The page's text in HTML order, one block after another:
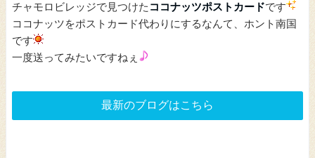
チャモロビレッジで見つけた ココナッツポストカードです
ココナッツをポストカード代わりにするなんて、ホント南国
です
一度送ってみたいですねぇ
最新のブログはこちら